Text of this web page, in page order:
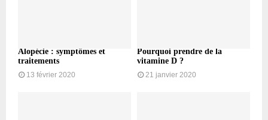
Alopécie : symptômes et
traitements
13 février 2020
Pourquoi prendre de la
vitamine D ?
21 janvier 2020